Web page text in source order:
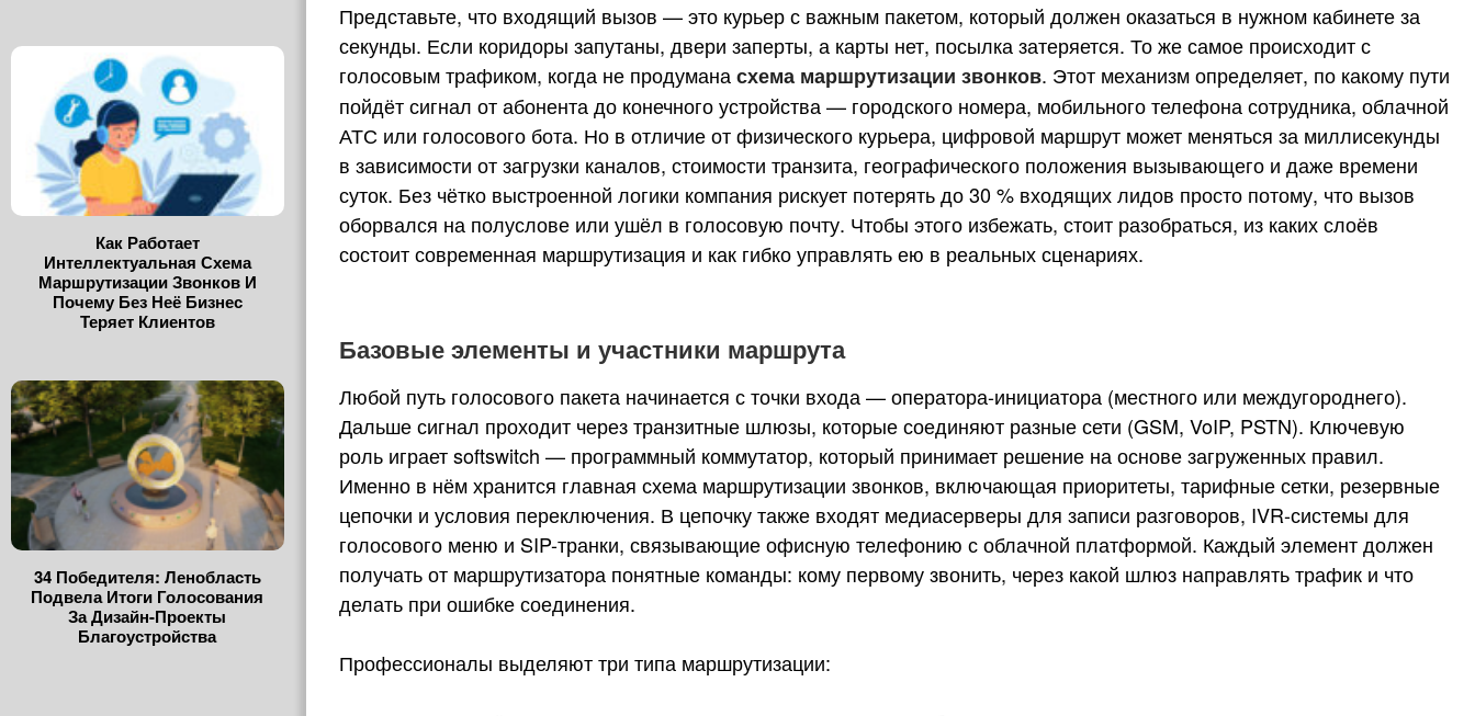
Как Работает
Интеллектуальная Схема
Маршрутизации Звонков И
Почему Без Неё Бизнес
Теряет Клиентов
34 Победителя: Ленобласть
Подвела Итоги Голосования
За Дизайн-Проекты
Благоустройства
Представьте, что входящий вызов — это курьер с важным пакетом, который должен оказаться в нужном кабинете за
секунды. Если коридоры запутаны, двери заперты, а карты нет, посылка затеряется. То же самое происходит с
голосовым трафиком, когда не продуманасхема маршрутизации звонков. Этот механизм определяет, по какому пути
пойдёт сигнал от абонента до конечного устройства — городского номера, мобильного телефона сотрудника, облачной
АТС или голосового бота. Но в отличие от физического курьера, цифровой маршрут может меняться за миллисекунды
в зависимости от загрузки каналов, стоимости транзита, географического положения вызывающего и даже времени
суток. Без чётко выстроенной логики компания рискует потерять до 30 % входящих лидов просто потому, что вызов
оборвался на полуслове или ушёл в голосовую почту. Чтобы этого избежать, стоит разобраться, из каких слоёв
состоит современная маршрутизация и как гибко управлять ею в реальных сценариях.
Базовые элементы и участники маршрута
Любой путь голосового пакета начинается с точки входа — оператора-инициатора (местного или междугороднего).
Дальше сигнал проходит через транзитные шлюзы, которые соединяют разные сети (GSM, VoIP, PSTN). Ключевую
роль играет softswitch — программный коммутатор, который принимает решение на основе загруженных правил.
Именно в нём хранится главная схема маршрутизации звонков, включающая приоритеты, тарифные сетки, резервные
цепочки и условия переключения. В цепочку также входят медиасерверы для записи разговоров, IVR-системы для
голосового меню и SIP-транки, связывающие офисную телефонию с облачной платформой. Каждый элемент должен
получать от маршрутизатора понятные команды: кому первому звонить, через какой шлюз направлять трафик и что
делать при ошибке соединения.
Профессионалы выделяют три типа маршрутизации: